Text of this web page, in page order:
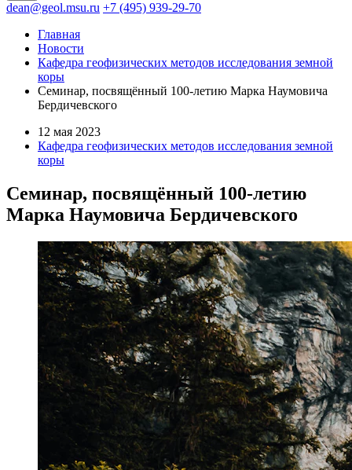
dean@geol.msu.ru +7 (495) 939-29-70
Главная
Новости
Кафедра геофизических методов исследования земной
коры
Семинар, посвящённый 100-летию Марка Наумовича
Бердичевского
12 мая 2023
Кафедра геофизических методов исследования земной
коры
Семинар, посвящённый 100-летию
Марка Наумовича Бердичевского